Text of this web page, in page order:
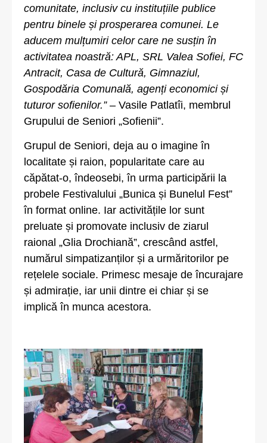
comunitate, inclusiv cu instituțiile publice
pentru binele și prosperarea comunei. Le
aducem mulțumiri celor care ne susțin în
activitatea noastră: APL, SRL Valea Sofiei, FC
Antracit, Casa de Cultură, Gimnaziul,
Gospodăria Comunală, agenți economici și
tuturor sofienilor.” – Vasile Patlatîi, membrul
Grupului de Seniori „Sofienii”.
Grupul de Seniori, deja au o imagine în
localitate și raion, popularitate care au
căpătat-o, îndeosebi, în urma participării la
probele Festivalului „Bunica și Bunelul Fest”
în format online. Iar activitățile lor sunt
preluate și promovate inclusiv de ziarul
raional „Glia Drochiană”, crescând astfel,
numărul simpatizanților și a urmăritorilor pe
rețelele sociale. Primesc mesaje de încurajare
și admirație, iar unii dintre ei chiar și se
implică în munca acestora.